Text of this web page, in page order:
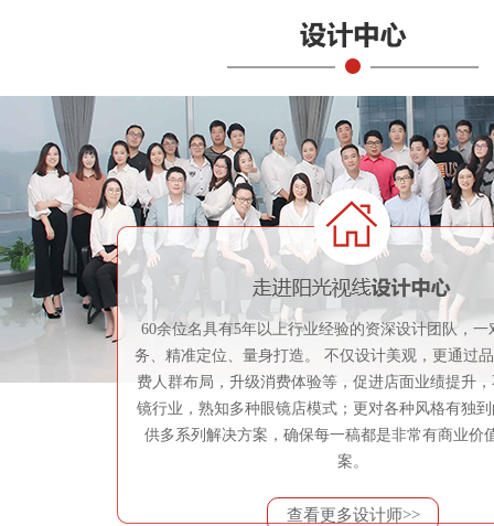
60余位名具有5年以上行业经验的资深设计团队，一
务、精准定位、量身打造。 不仅设计美观，更通过
费人群布局，升级消费体验等，促进店面业绩提升
镜行业，熟知多种眼镜店模式；更对各种风格有独
供多系列解决方案，确保每一稿都是非常有商业价
案。
查看更多设计师>>